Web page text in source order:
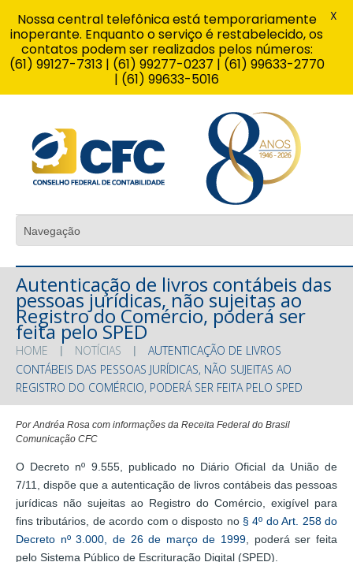
Autenticação de livros contábeis das
pessoas jurídicas, não sujeitas ao
Registro do Comércio, poderá ser
feita pelo SPED
HOME NOTÍCIAS
AUTENTICAÇÃO DE LIVROS
CONTÁBEIS DAS PESSOAS JURÍDICAS, NÃO SUJEITAS AO
REGISTRO DO COMÉRCIO, PODERÁ SER FEITA PELO SPED
Por Andréa Rosa com informações da Receita Federal do Brasil
Comunicação CFC
O Decreto nº 9.555, publicado no Diário Oficial da União de
7/11, dispõe que a autenticação de livros contábeis das pessoas
jurídicas não sujeitas ao Registro do Comércio, exigível para
fins tributários, de acordo com o disposto no§ 4º do Art. 258 do
Decreto nº 3.000, de 26 de março de 1999 , poderá ser feita
pelo Sistema Público de Escrituração Digital (SPED).
Nossa central telefônica está temporariamente
inoperante. Enquanto o serviço é restabelecido, os
contatos podem ser realizados pelos números:
(61) 99127-7313 | (61) 99277-0237 | (61) 99633-2770
| (61) 99633-5016
X